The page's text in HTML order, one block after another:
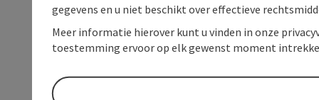
gegevens en u niet beschikt over effectieve
Meer informatie hierover kunt u vinden in onze
toestemming ervoor op elk gewenst moment